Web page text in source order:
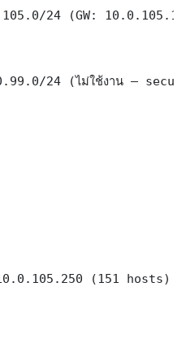
24 (GW: 10.0.105.1)
24 (ไม่ใช้งาน —
(151 hosts)